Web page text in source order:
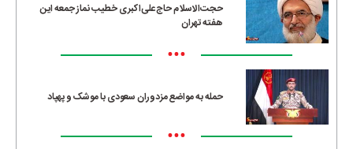
حجت‌الاسلام حاج‌علی‌اکبری خطیب نماز جمعه این
هفته تهران
•••
حمله به مواضع مزدوران سعودی با موشک و پهپاد
•••